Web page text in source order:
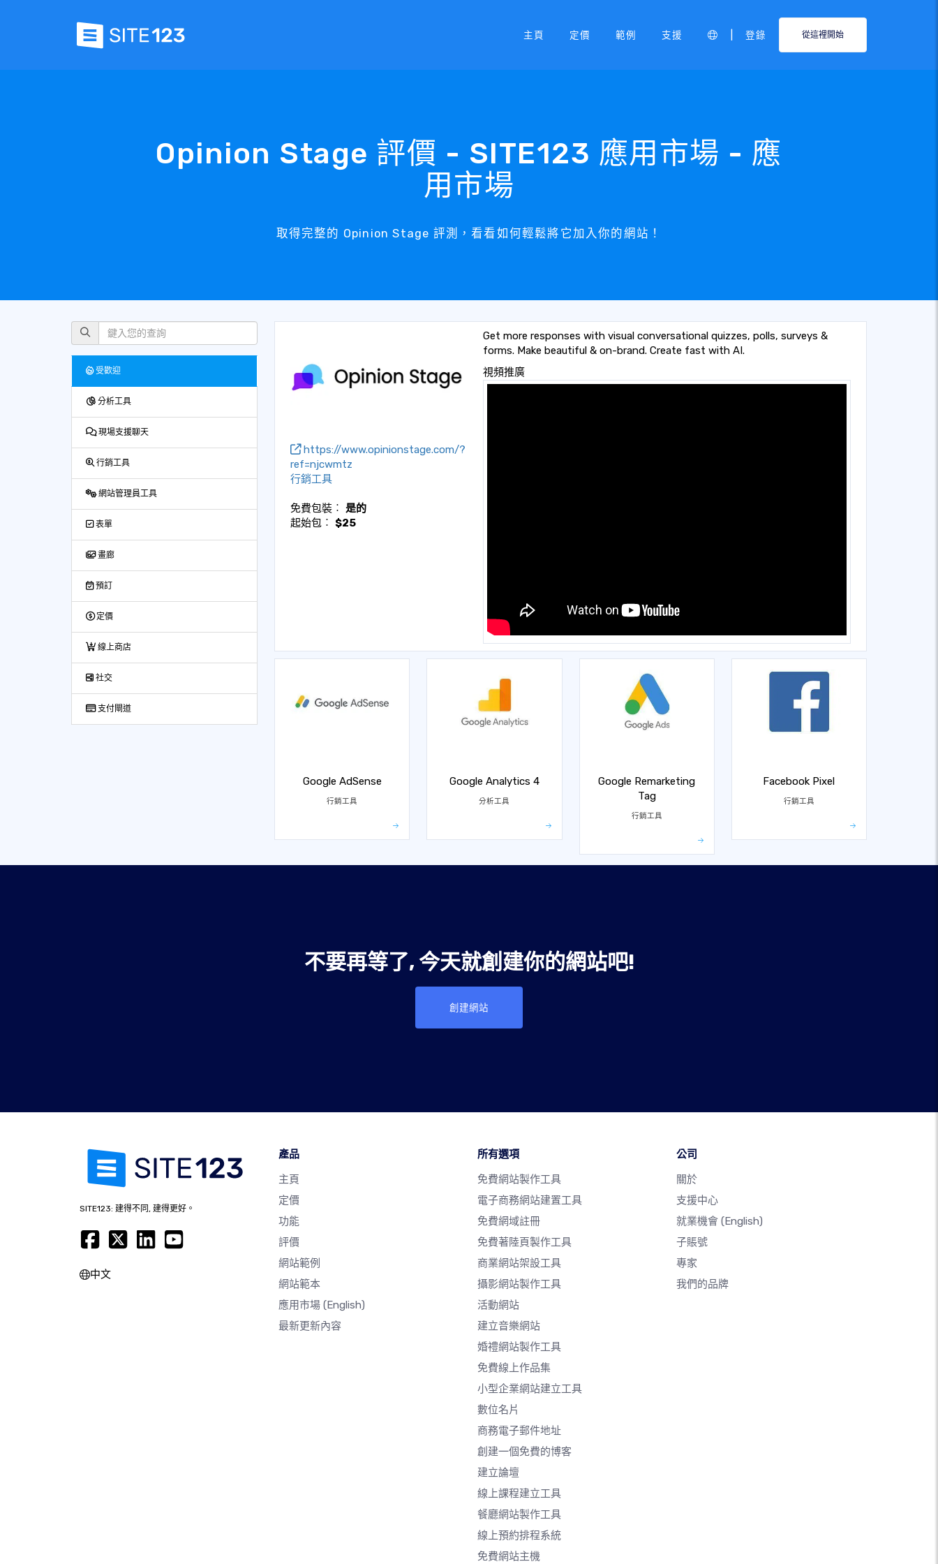
主頁 定價 範例 支援 登錄 從這裡開始
Opinion Stage 評價 - SITE123 應用市場 - 應
用市場
取得完整的 Opinion Stage 評測，看看如何輕鬆將它加入你的網站！
受歡迎
分析工具
現場支援聊天
行銷工具
網站管理員工具
表單
畫廊
預訂
定價
線上商店
社交
支付閘道
https://www.opinionstage.com/?
ref=njcwmtz
行銷工具
免費包裝︰ 是的
起始包︰ $25
Get more responses with visual conversational quizzes, polls, surveys &
forms. Make beautiful & on-brand. Create fast with AI.
視頻推廣
Google AdSense
行銷工具
Google Analytics 4
分析工具
Google Remarketing
Tag
行銷工具
Facebook Pixel
行銷工具
不要再等了, 今天就創建你的網站吧!
創建網站
SITE123: 建得不同, 建得更好。
中文
產品
主頁
定價
功能
評價
網站範例
網站範本
應用市場 (English)
最新更新內容
所有選項
免費網站製作工具
電子商務網站建置工具
免費網域註冊
免費著陸頁製作工具
商業網站架設工具
攝影網站製作工具
活動網站
建立音樂網站
婚禮網站製作工具
免費線上作品集
小型企業網站建立工具
數位名片
商務電子郵件地址
創建一個免費的博客
建立論壇
線上課程建立工具
餐廳網站製作工具
線上預約排程系統
免費網站主機
公司
關於
支援中心
就業機會 (English)
子賬號
專家
我們的品牌